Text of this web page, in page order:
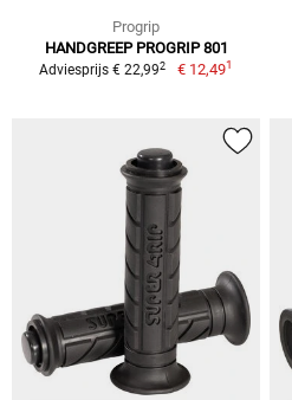
Progrip
HANDGREEP PROGRIP 801
Adviesprijs € 22,992 € 12,491